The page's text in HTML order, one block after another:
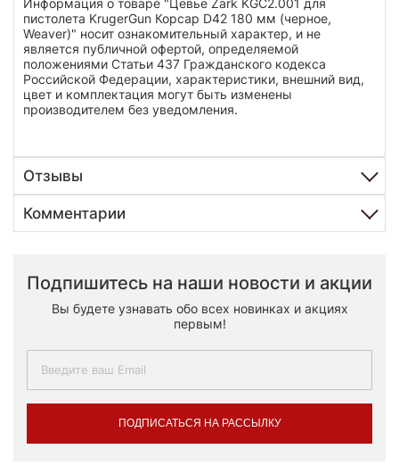
Информация о товаре "Цевье Zark KGC2.001 для
пистолета KrugerGun Корсар D42 180 мм (черное,
Weaver)" носит ознакомительный характер, и не
является публичной офертой, определяемой
положениями Статьи 437 Гражданского кодекса
Российской Федерации, характеристики, внешний вид,
цвет и комплектация могут быть изменены
производителем без уведомления.
Отзывы
Комментарии
Подпишитесь на наши новости и акции
Вы будете узнавать обо всех новинках и акциях
первым!
ПОДПИСАТЬСЯ НА РАССЫЛКУ